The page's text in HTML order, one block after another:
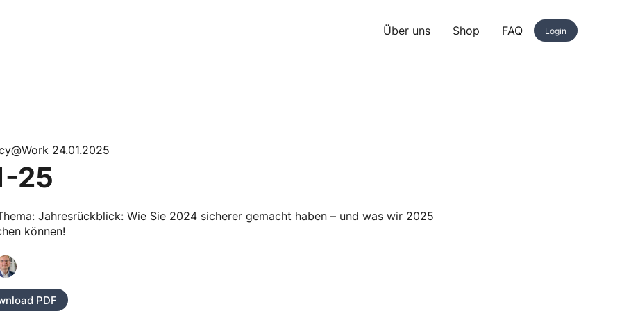
Über uns Shop FAQ Login
24.01.2025
25
Jahresrückblick: Wie Sie 2024 sicherer gemacht haben – und was wir 2025
können!
PDF